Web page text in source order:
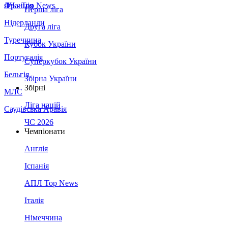
Франція
Нідерланди
Туреччина
Португалія
Бельгія
МЛС
Саудівська Аравія
ЛЧ - Top News
Перша ліга
Друга ліга
Кубок України
Суперкубок України
Збірна України
Збірні
Ліга націй
ЧС 2026
Чемпіонати
Англія
Іспанія
АПЛ Top News
Італія
Німеччина